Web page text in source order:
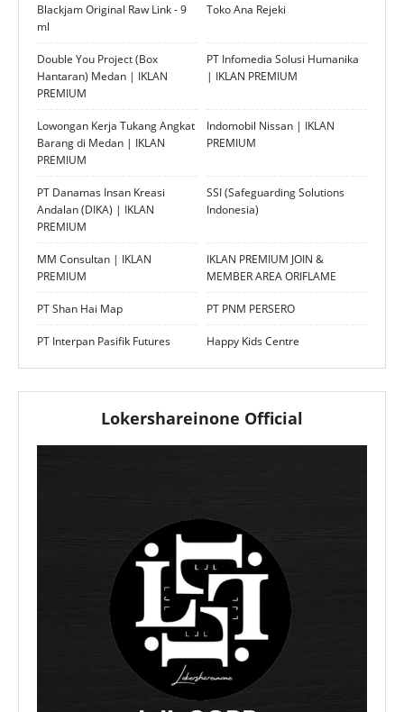
Blackjam Original Raw Link - 9
ml
Toko Ana Rejeki
Double You Project (Box
Hantaran) Medan | IKLAN
PREMIUM
PT Infomedia Solusi Humanika
| IKLAN PREMIUM
Lowongan Kerja Tukang Angkat
Barang di Medan | IKLAN
PREMIUM
Indomobil Nissan | IKLAN
PREMIUM
PT Danamas Insan Kreasi
Andalan (DIKA) | IKLAN
PREMIUM
SSI (Safeguarding Solutions
Indonesia)
MM Consultan | IKLAN
PREMIUM
IKLAN PREMIUM JOIN &
MEMBER AREA ORIFLAME
PT Shan Hai Map PT PNM PERSERO
PT Interpan Pasifik Futures Happy Kids Centre
Lokershareinone Official